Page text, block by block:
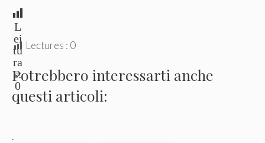
L
ei
tu
ra
s:
0
Lectures : 0
Potrebbero interessarti anche
questi articoli:
.